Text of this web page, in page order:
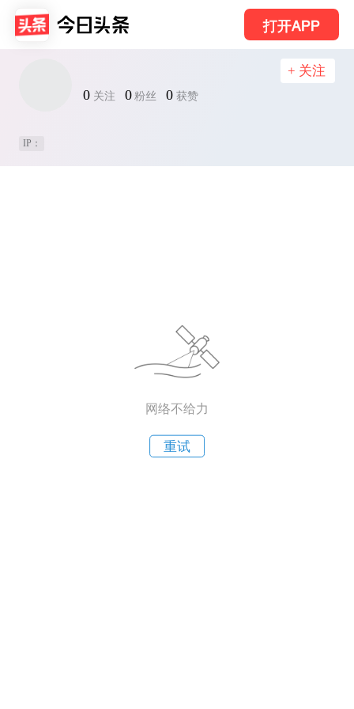
打开APP
0 关注 0 粉丝 0 获赞
+ 关注
IP：
网络不给力
重试